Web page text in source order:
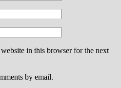
in this browser for the next
by email.